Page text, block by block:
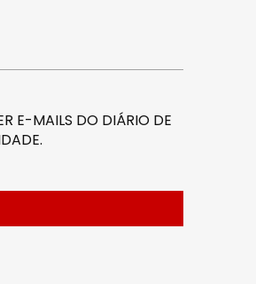
E-MAILS DO DIÁRIO DE
.